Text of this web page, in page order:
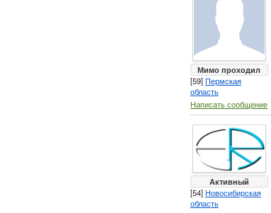
Мимо проходил
[59]Пермская
область
Написать сообщение
Активный
[54]Новосибирская
область